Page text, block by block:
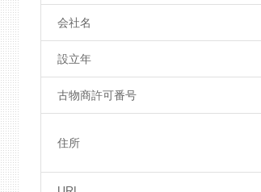
会社名
設立年
古物商許可番号
住所